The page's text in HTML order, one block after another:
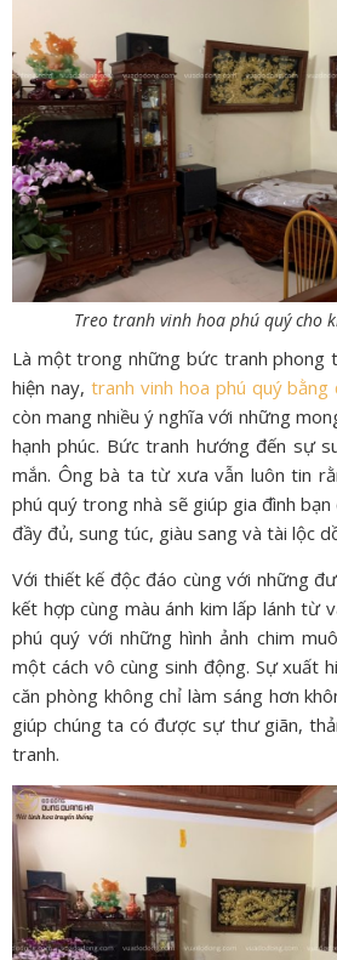
Treo tranh vinh hoa phú quý cho
Là một trong những bức tranh phong
hiện nay, tranh vinh hoa phú quý bằng
còn mang nhiều ý nghĩa với những
hạnh phúc. Bức tranh hướng đến sự
mắn. Ông bà ta từ xưa vẫn luôn tin
phú quý trong nhà sẽ giúp gia đình
đầy đủ, sung túc, giàu sang và tài lộc
Với thiết kế độc đáo cùng với những
kết hợp cùng màu ánh kim lấp lánh từ
phú quý với những hình ảnh chim
một cách vô cùng sinh động. Sự xuất
căn phòng không chỉ làm sáng hơn
giúp chúng ta có được sự thư giãn,
tranh.